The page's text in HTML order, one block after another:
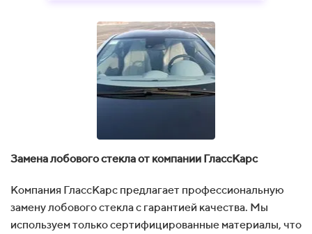
Замена лобового стекла от компании ГлассКарс
Компания ГлассКарс предлагает профессиональную
замену лобового стекла с гарантией качества. Мы
используем только сертифицированные материалы, что